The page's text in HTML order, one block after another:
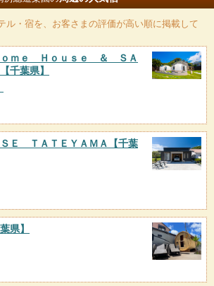
ル・宿を、お客さまの評価が高い順に掲載して
ｍｅ Ｈｏｕｓｅ ＆ ＳＡ
【千葉県】
Ｅ ＴＡＴＥＹＡＭＡ
【千葉
県】